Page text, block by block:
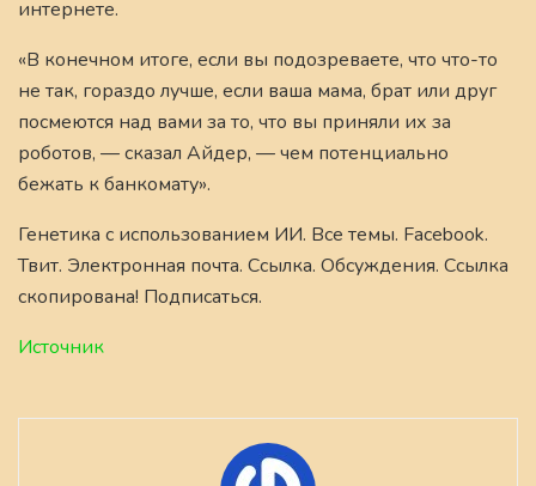
интернете.
«В конечном итоге, если вы подозреваете, что что-то
не так, гораздо лучше, если ваша мама, брат или друг
посмеются над вами за то, что вы приняли их за
роботов, — сказал Айдер, — чем потенциально
бежать к банкомату».
Генетика с использованием ИИ. Все темы. Facebook.
Твит. Электронная почта. Ссылка. Обсуждения. Ссылка
скопирована! Подписаться.
Источник